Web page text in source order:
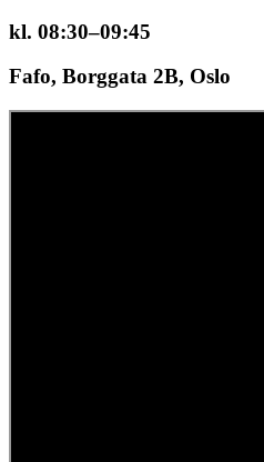
kl. 08:30–09:45
Fafo, Borggata 2B, Oslo